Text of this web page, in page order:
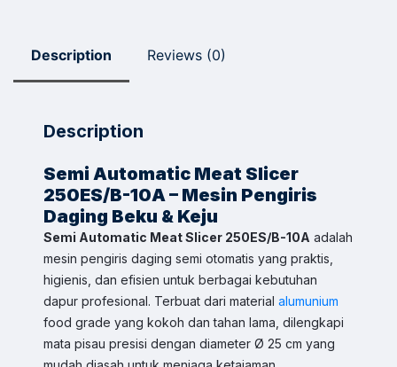
Description Reviews (0)
Description
Semi Automatic Meat Slicer
250ES/B-10A – Mesin Pengiris
Daging Beku & Keju
Semi Automatic Meat Slicer 250ES/B-10A adalah
mesin pengiris daging semi otomatis yang praktis,
higienis, dan efisien untuk berbagai kebutuhan
dapur profesional. Terbuat dari material alumunium
food grade yang kokoh dan tahan lama, dilengkapi
mata pisau presisi dengan diameter Ø 25 cm yang
Sales & Support